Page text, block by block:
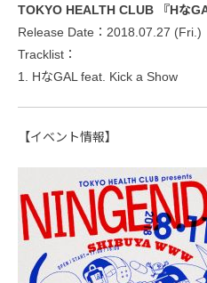
TOKYO HEALTH CLUB 『Hな
Release Date：2018.07.27 (Fri.)
Tracklist：
1. HなGAL feat. Kick a Show
【イベント情報】